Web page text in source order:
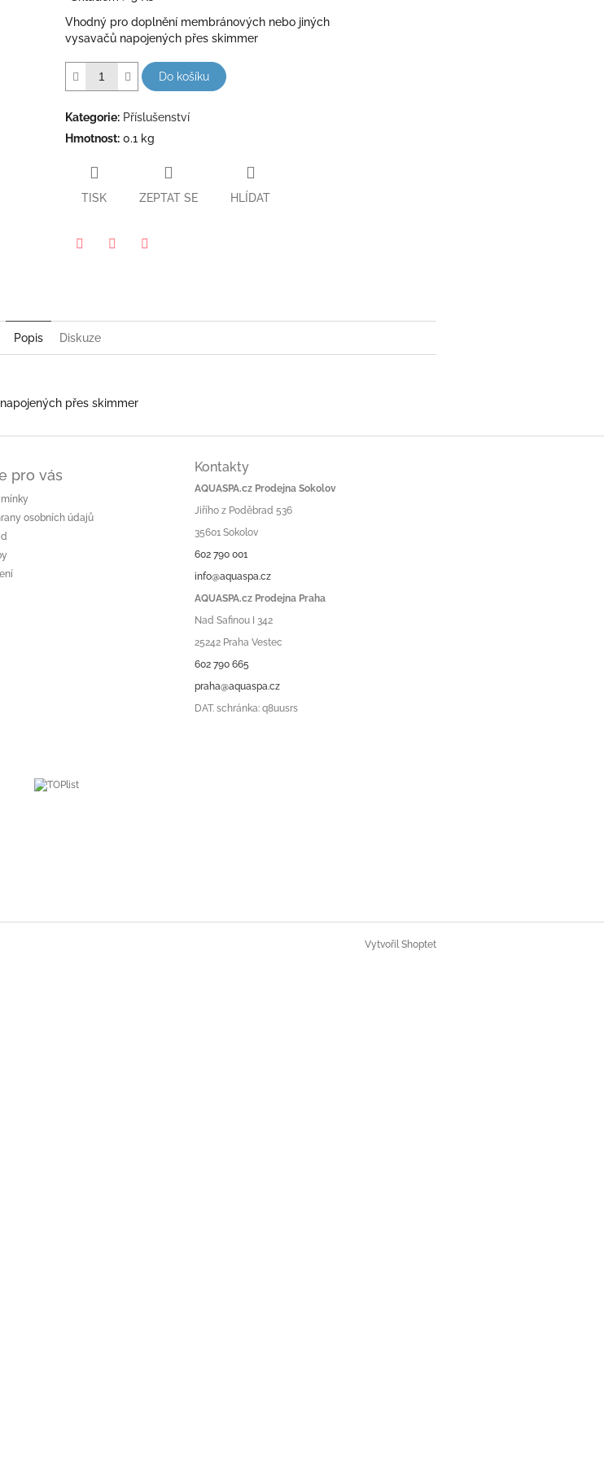
hvězdiček.
Vhodný pro doplnění membránových nebo jiných
vysavačů napojených přes skimmer
Do košíku
Kategorie: Příslušenství
Hmotnost: 0.1 kg
TISK ZEPTAT SE HLÍDAT
Popis Diskuze
přes skimmer
pro vás
osobních údajů
Kontakty
AQUASPA.cz Prodejna Sokolov
Jiřího z Poděbrad 536
35601 Sokolov
602 790 001
info@aquaspa.cz
AQUASPA.cz Prodejna Praha
Nad Safinou I 342
25242 Praha Vestec
602 790 665
praha@aquaspa.cz
DAT. schránka: q8uusrs
Vytvořil Shoptet